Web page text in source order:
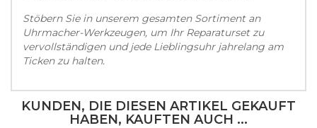
Stöbern Sie in unserem gesamten Sortiment an
Uhrmacher-Werkzeugen, um Ihr Reparaturset zu
vervollständigen und jede Lieblingsuhr jahrelang am
Ticken zu halten.
KUNDEN, DIE DIESEN ARTIKEL GEKAUFT
HABEN, KAUFTEN AUCH ...